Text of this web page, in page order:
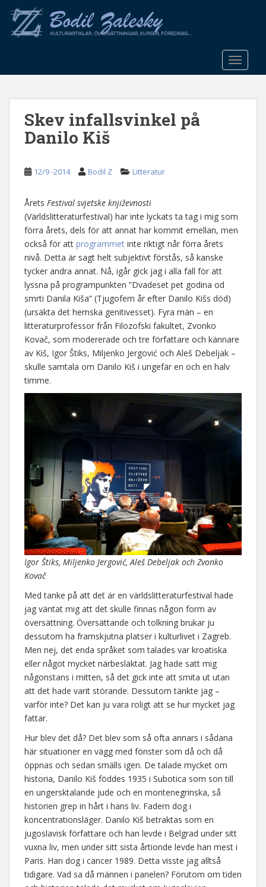
o
Skev infallsvinkel på
Danilo Kiš
12/9 -2014 Bodil Z Litteratur
Årets Festival svjetske književnosti
(Världslitteraturfestival) har inte lyckats ta tag i mig som
förra årets, dels för att annat har kommit emellan, men
också för att programmet inte riktigt når förra årets
nivå. Detta är sagt helt subjektivt förstås, så kanske
tycker andra annat. Nå, igår gick jag i alla fall för att
lyssna på programpunkten ”Dvadeset pet godina od
smrti Danila Kiša” (Tjugofem år efter Danilo Kišs död)
(ursäkta det hemska genitivesset). Fyra män – en
litteraturprofessor från Filozofski fakultet, Zvonko
Kovač, som modererade och tre författare och kännare
av Kiš, Igor Štiks, Miljenko Jergović och Aleš Debeljak –
skulle samtala om Danilo Kiš i ungefär en och en halv
timme.
Igor Štiks, Miljenko Jergović, Aleš Debeljak och Zvonko
Kovač
Med tanke på att det är en världslitteraturfestival hade
jag väntat mig att det skulle finnas någon form av
översättning. Översättande och tolkning brukar ju
dessutom ha framskjutna platser i kulturlivet i Zagreb.
Men nej, det enda språket som talades var kroatiska
eller något mycket närbesläktat. Jag hade satt mig
någonstans i mitten, så det gick inte att smita ut utan
att det hade varit störande. Dessutom tänkte jag –
varför inte? Det kan ju vara roligt att se hur mycket jag
fattar.
Hur blev det då? Det blev som så ofta annars i sådana
här situationer en vägg med fönster som då och då
öppnas och sedan smälls igen. De talade mycket om
historia, Danilo Kiš föddes 1935 i Subotica som son till
en ungersktalande jude och en montenegrinska, så
historien grep in hårt i hans liv. Fadern dog i
koncentrationsläger. Danilo Kiš betraktas som en
jugoslavisk författare och han levde i Belgrad under sitt
vuxna liv, men under sitt sista årtionde levde han mest i
Paris. Han dog i cancer 1989. Detta visste jag alltså
tidigare. Vad sa då männen i panelen? Förutom om tiden